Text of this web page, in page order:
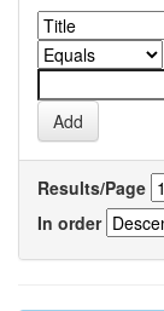
Results/Page
In order